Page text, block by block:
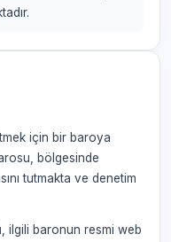
için bir baroya
bölgesinde
tutmakta ve denetim
ilgili baronun resmi web